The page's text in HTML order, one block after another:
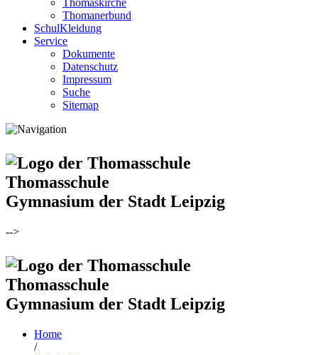
Thomaskirche
Thomanerbund
SchulKleidung
Service
Dokumente
Datenschutz
Impressum
Suche
Sitemap
Thomasschule
Gymnasium der Stadt Leipzig
-->
Thomasschule
Gymnasium der Stadt Leipzig
Home
/